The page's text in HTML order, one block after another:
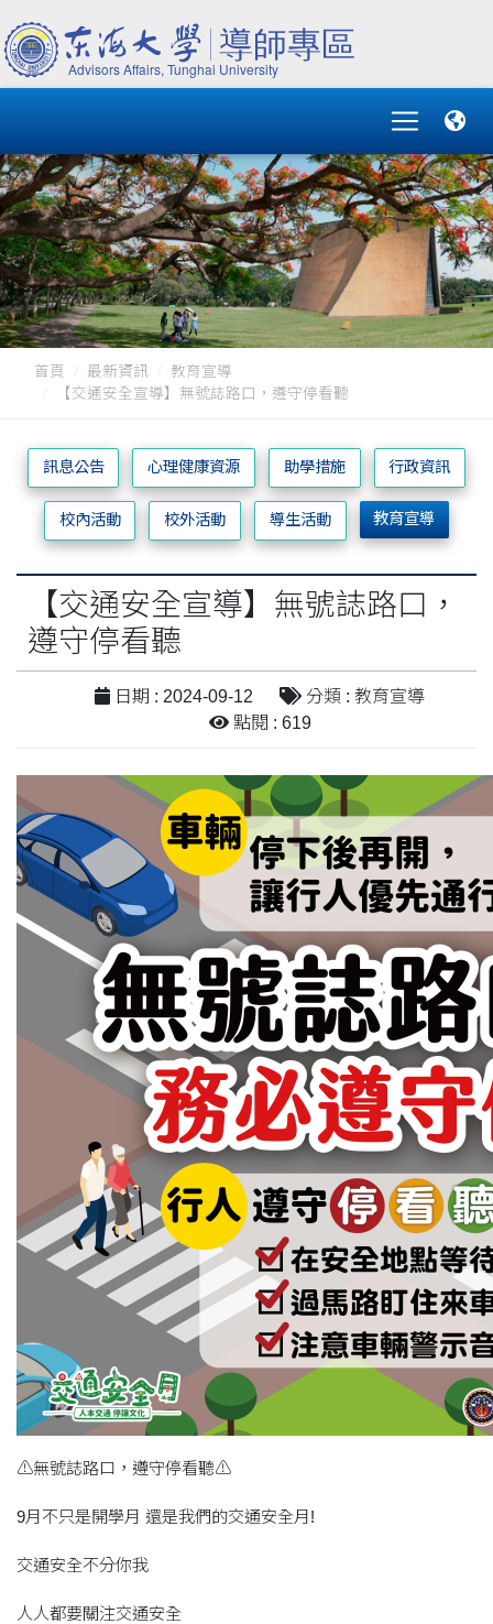
首頁 最新資訊
教育宣導
【交通安全宣導】無號誌路口，遵守停看聽
訊息公告 心理健康資源 助學措施 行政資訊
校內活動 校外活動 導生活動 教育宣導
【交通安全宣導】無號誌路口，
遵守停看聽
日期 : 2024-09-12
分類 : 教育宣導
點閱 : 619
⚠無號誌路口，遵守停看聽⚠
9月不只是開學月 還是我們的交通安全月!
交通安全不分你我
人人都要關注交通安全